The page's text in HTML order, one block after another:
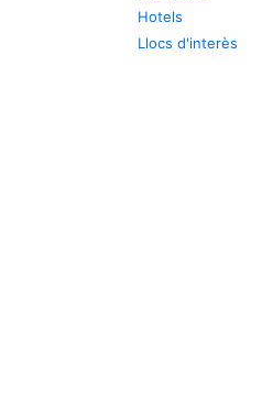
Hotels
Llocs d'interès